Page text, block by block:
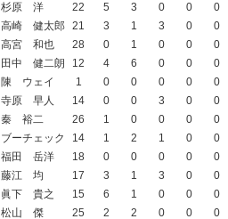
杉原 洋
22 5 3 0 0
0
高崎 健太郎
21 3 1 3 0
0
高宮 和也 28 0 1 0 0
0
田中 健二朗 12 4 6 0 0
0
陳 ウェイ
1 0 0 0 0
0
寺原 早人
14 0 0 3 0
0
秦 裕二
26 1 0 0 0
0
ブーチェック
14 1 2 1 0
0
福田 岳洋
18 0 0 0 0
0
藤江 均
17 3 1 3 0
0
眞下 貴之 15 6 1 0 0
0
松山 傑
25 2 2 0 0
0